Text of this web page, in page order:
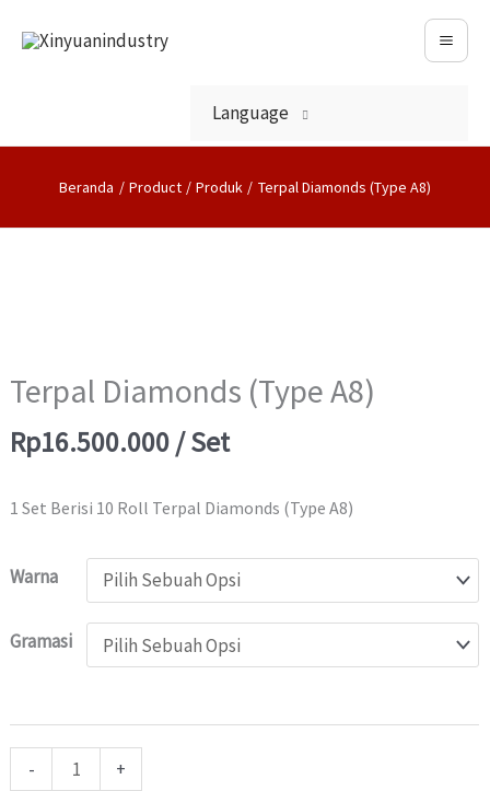
Language
Beranda Product Produk Terpal Diamonds (Type A8)
Terpal Diamonds (Type A8)
Rp16.500.000/ Set
1 Set Berisi 10 Roll Terpal Diamonds (Type A8)
Warna
Gramasi
-
Diamonds
(Type
A8)
+